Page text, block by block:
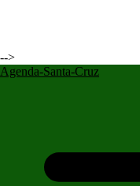
-->
Agenda-Santa-Cruz